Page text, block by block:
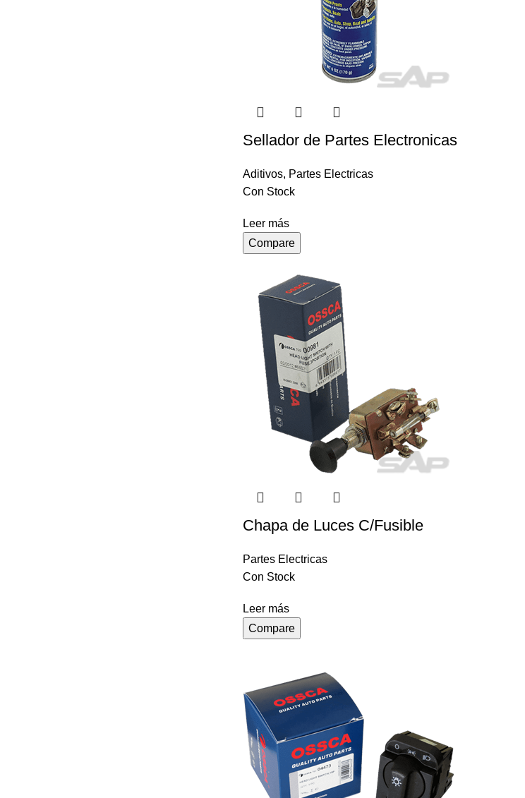
Sellador de Partes Electronicas
Aditivos, Partes Electricas
Con Stock
Leer más
Compare
Chapa de Luces C/Fusible
Partes Electricas
Con Stock
Leer más
Compare